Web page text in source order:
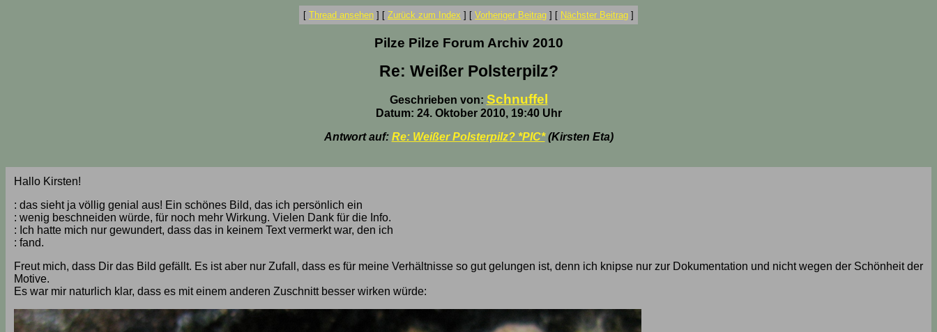
[ Thread ansehen ] [ Zurück zum Index ] [ Vorheriger Beitrag ] [ Nächster Beitrag ]
Pilze Pilze Forum Archiv 2010
Re: Weißer Polsterpilz?
Geschrieben von: Schnuffel
Datum: 24. Oktober 2010, 19:40 Uhr
Antwort auf: Re: Weißer Polsterpilz? *PIC*(Kirsten Eta)
Hallo Kirsten!
: das sieht ja völlig genial aus! Ein schönes Bild, das ich persönlich ein
: wenig beschneiden würde, für noch mehr Wirkung. Vielen Dank für die Info.
: Ich hatte mich nur gewundert, dass das in keinem Text vermerkt war, den ich
: fand.
Freut mich, dass Dir das Bild gefällt. Es ist aber nur Zufall, dass es für meine Verhältnisse so gut gelungen ist, denn ich knipse nur zur Dokumentation und nicht wegen der Schönheit der
Motive.
Es war mir naturlich klar, dass es mit einem anderen Zuschnitt besser wirken würde: